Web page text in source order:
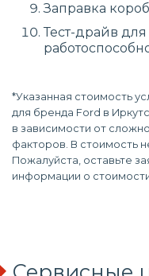
Заправка
Тест-драйв
*Указанная стоимость
для бренда Ford в
в зависимости от
факторов. В стоимость
Пожалуйста, оставьте
информации о стоимости